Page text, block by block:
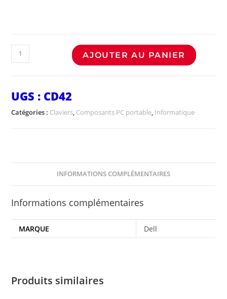
AJOUTER AU PANIER
UGS : CD42
Catégories : Claviers, Composants PC portable, Informatique
INFORMATIONS COMPLÉMENTAIRES
Informations complémentaires
MARQUE Dell
Produits similaires